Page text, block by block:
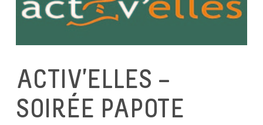
ACTIV’ELLES –
SOIRÉE PAPOTE